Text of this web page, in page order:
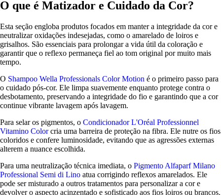
O que é Matizador e Cuidado da Cor?
Esta seção engloba produtos focados em manter a integridade da cor e
neutralizar oxidações indesejadas, como o amarelado de loiros e
grisalhos. São essenciais para prolongar a vida útil da coloração e
garantir que o reflexo permaneça fiel ao tom original por muito mais
tempo.
O Shampoo Wella Professionals Color Motion é o primeiro passo para
o cuidado pós-cor. Ele limpa suavemente enquanto protege contra o
desbotamento, preservando a integridade do fio e garantindo que a cor
continue vibrante lavagem após lavagem.
Para selar os pigmentos, o Condicionador L'Oréal Professionnel
Vitamino Colorcria uma barreira de proteção na fibra. Ele nutre os fios
coloridos e confere luminosidade, evitando que as agressões externas
alterem a nuance escolhida.
Para uma neutralização técnica imediata, o Pigmento Alfaparf Milano
Professional Semi di Lino atua corrigindo reflexos amarelados. Ele
pode ser misturado a outros tratamentos para personalizar a cor e
devolver o aspecto acinzentado e sofisticado aos fios loiros ou brancos.